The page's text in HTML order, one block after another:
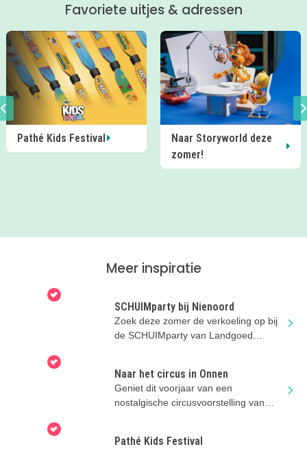
Favoriete uitjes & adressen
Naar Storyworld deze
zomer!
Het Kielzog Doe
Museum
Meer inspiratie
SCHUIMparty bij Nienoord
Zoek deze zomer de verkoeling op bij
de SCHUIMparty van Landgoed
Naar het circus in Onnen
Geniet dit voorjaar van een
nostalgische circusvoorstelling van
Pathé Kids Festival